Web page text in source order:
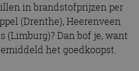
in brandstofprijzen per
(Drenthe), Heerenveen
(Limburg)? Dan bof je, want
het goedkoopst.